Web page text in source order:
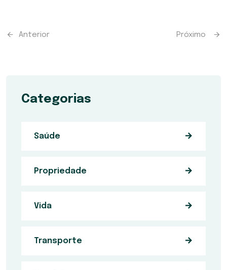
Anterior Próximo
Categorias
Saúde
Propriedade
Vida
Transporte